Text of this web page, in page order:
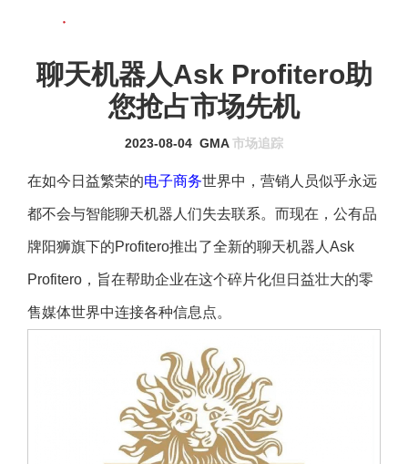
聊天机器人Ask Profitero助
您抢占市场先机
2023-08-04 GMA 市场追踪
在如今日益繁荣的电子商务世界中，营销人员似乎永远
都不会与智能聊天机器人们失去联系。而现在，公有品
牌阳狮旗下的Profitero推出了全新的聊天机器人Ask
Profitero，旨在帮助企业在这个碎片化但日益壮大的零
售媒体世界中连接各种信息点。